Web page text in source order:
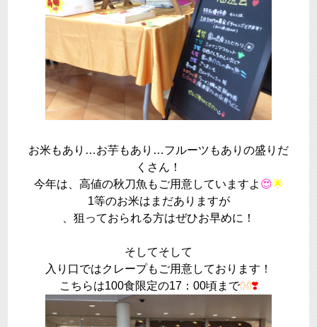
お米もあり…お芋もあり…フルーツもありの盛りだ
くさん！
今年は、高値の秋刀魚もご用意していますよ 😍🌟
1等のお米はまだありますが
、狙っておられる方はぜひお早めに！
そしてそして
入り口ではクレープもご用意しております！
こちらは100食限定の17：00頃まで👐❣️